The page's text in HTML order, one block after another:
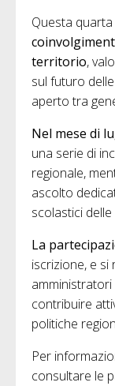
Questa
territorio,
sul futuro
aperto tra
Nel mese di
una serie di
regionale,
ascolto
scolastici
La
iscrizione, e si
contribuire
politiche
Per
consultare le